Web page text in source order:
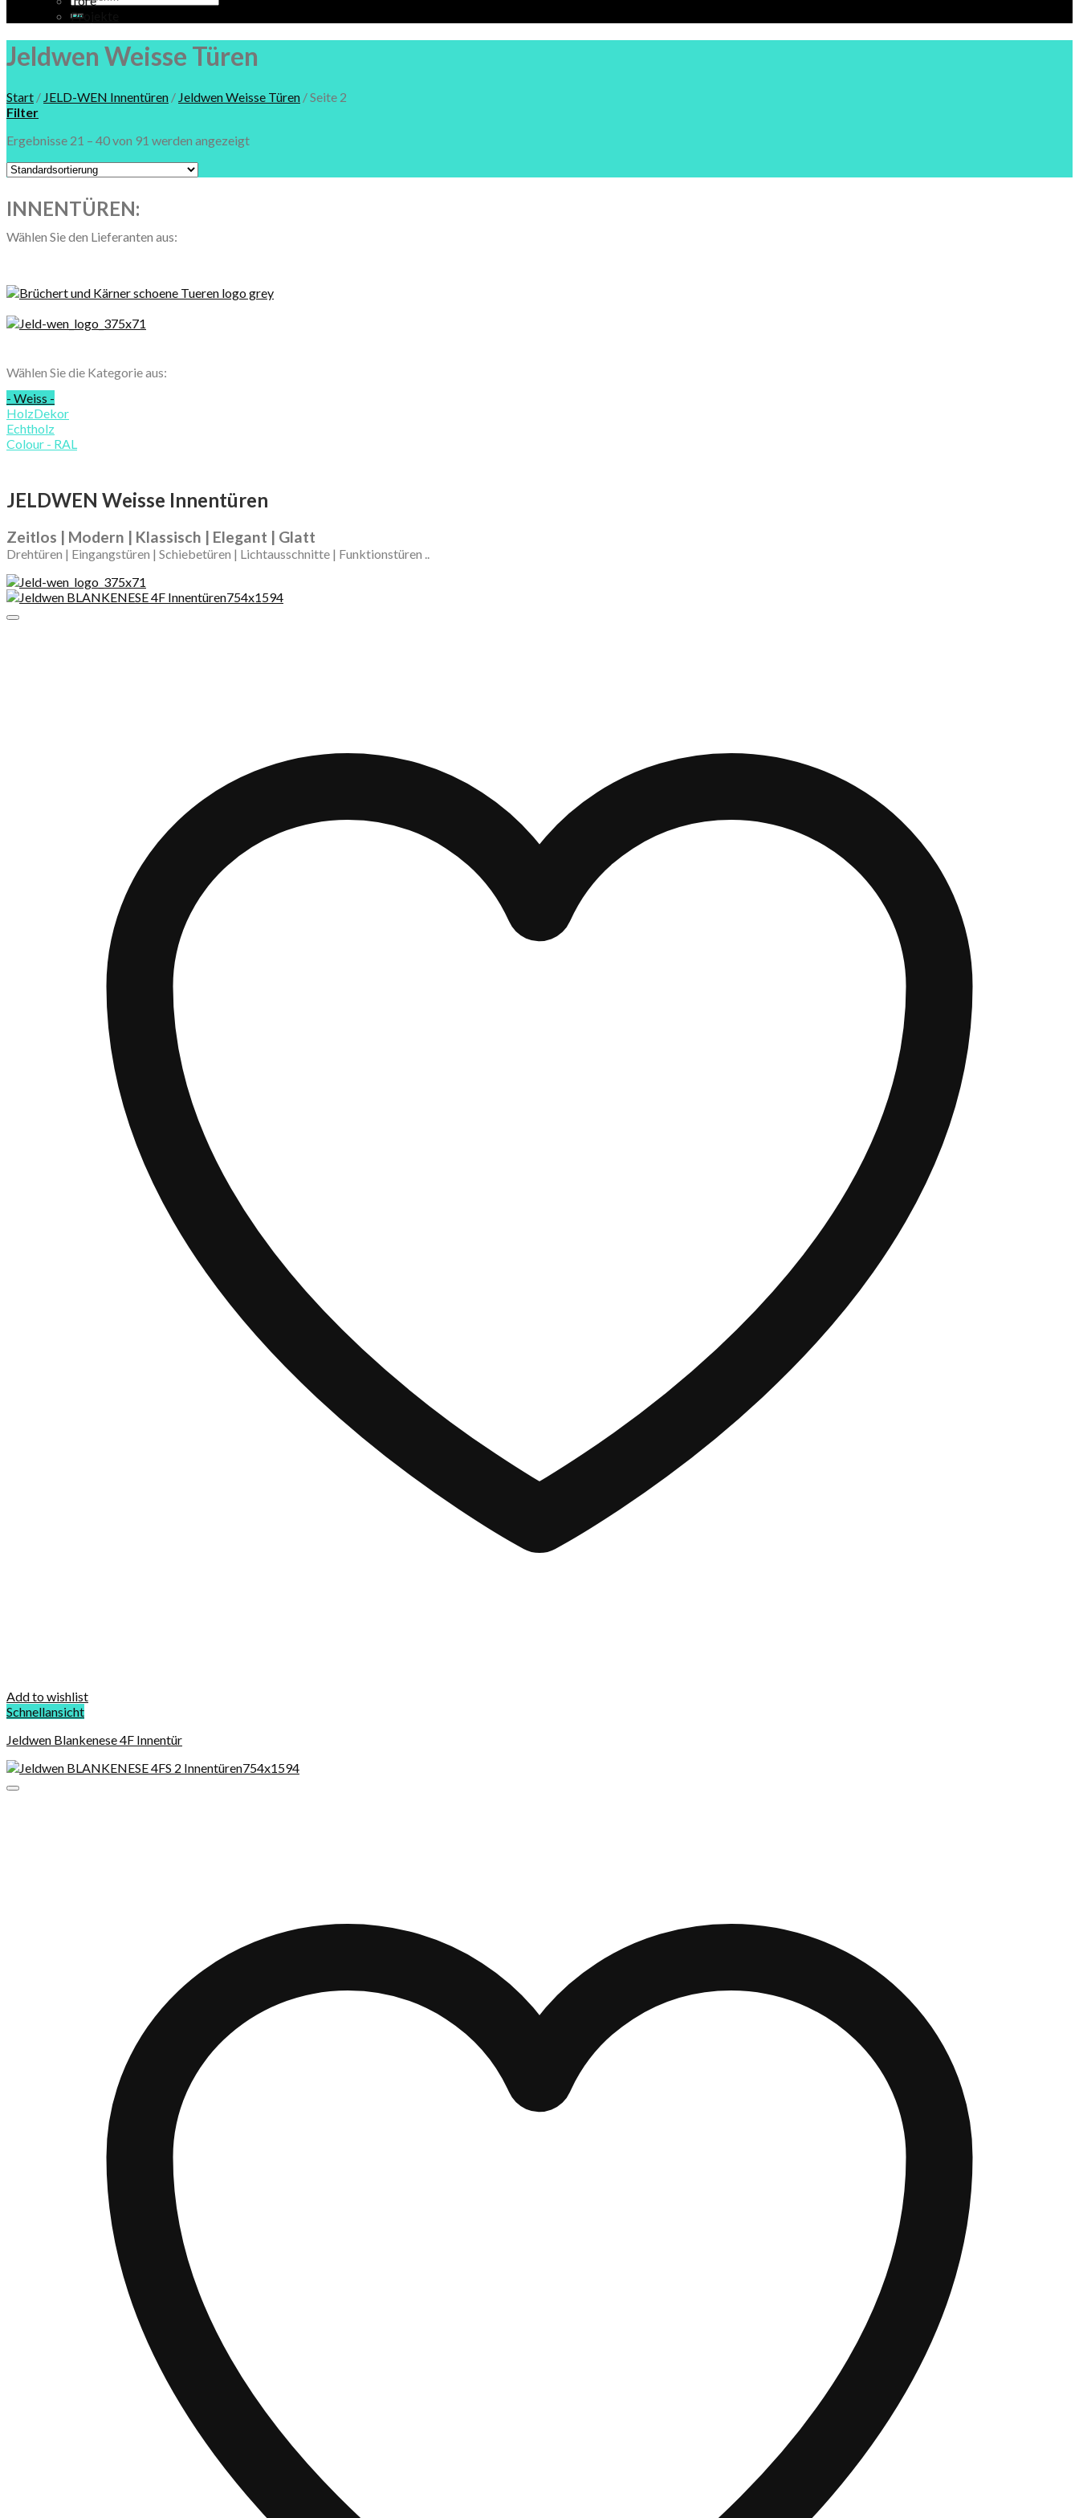
nach:
Projekte
Jeldwen Weisse Türen
Start / JELD-WEN Innentüren / Jeldwen Weisse Türen /Seite 2
Filter
Ergebnisse 21 – 40 von 91 werden angezeigt
INNENTÜREN:
Wählen Sie den Lieferanten aus:
Wählen Sie die Kategorie aus:
- Weiss -
HolzDekor
Echtholz
Colour - RAL
JELDWEN Weisse Innentüren
Zeitlos | Modern | Klassisch | Elegant | Glatt
Drehtüren | Eingangstüren | Schiebetüren | Lichtausschnitte | Funktionstüren ..
Add to wishlist
Schnellansicht
Jeldwen Blankenese 4F Innentür